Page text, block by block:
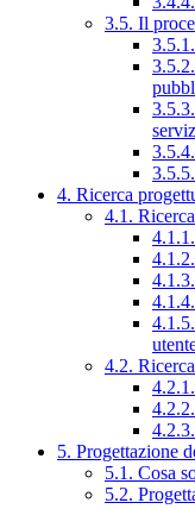
3.5. Il
4. Ricerca
4.1.
4.2.
5. Progettazione
5.1. Cosa
5.2.